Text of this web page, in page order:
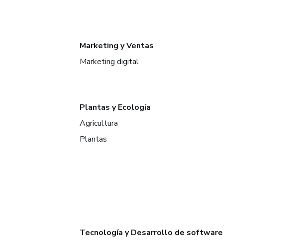
Marketing y Ventas
Marketing digital
Plantas y Ecología
Agricultura
Plantas
Tecnología y Desarrollo de software